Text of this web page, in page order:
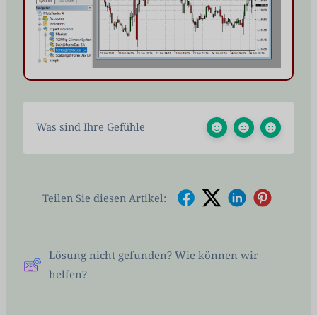
Was sind Ihre Gefühle
Teilen Sie diesen Artikel:
Lösung nicht gefunden? Wie können wir
helfen?